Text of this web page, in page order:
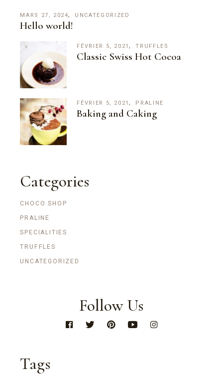
MARS 27, 2024 UNCATEGORIZED
Hello world!
FÉVRIER 5, 2021 TRUFFLES
Classic Swiss Hot Cocoa
FÉVRIER 5, 2021 PRALINE
Baking and Caking
Categories
CHOCO SHOP
PRALINE
SPECIALITIES
TRUFFLES
UNCATEGORIZED
Follow Us
Tags